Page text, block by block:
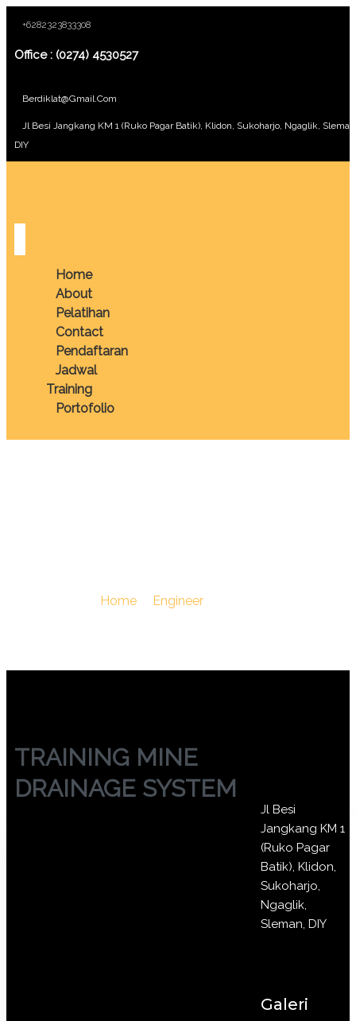
+6282323833308
Office : (0274) 4530527
Berdiklat@gmail.com
Jl Besi Jangkang KM 1 (Ruko Pagar Batik), Klidon, Sukoharjo, Ngaglik,
DIY
Home
About
Pelatihan
Contact
Pendaftaran
Jadwal
Training
Portofolio
Home Engineer
TRAINING MINE
DRAINAGE SYSTEM
Jl Besi
Jangkang KM 1
(Ruko Pagar
Batik), Klidon,
Sukoharjo,
Ngaglik,
Sleman, DIY
Galeri